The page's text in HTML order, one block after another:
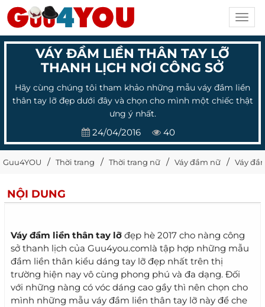
VÁY ĐẦM LIỀN THÂN TAY LỠ
THANH LỊCH NƠI CÔNG SỞ
Hãy cùng chúng tôi tham khảo những mẫu váy đầm liền
thân tay lỡ đẹp dưới đây và chọn cho mình một chiếc thật
ưng ý nhất.
24/04/2016 40
Guu4YOU Thời trang Thời trang nữ Váy đầm nữ Váy
NỘI DUNG
Váy đầm liền thân tay lỡ đẹp hè 2017 cho nàng công
sở thanh lịch của Guu4you.comlà tập hợp những mẫu
đầm liền thân kiểu dáng tay lỡ đẹp nhất trên thị
trường hiện nay vô cùng phong phú và đa dạng. Đối
với những nàng có vóc dáng cao gầy thì nên chọn cho
mình những mẫu váy đầm liền thân tay lỡ này để che